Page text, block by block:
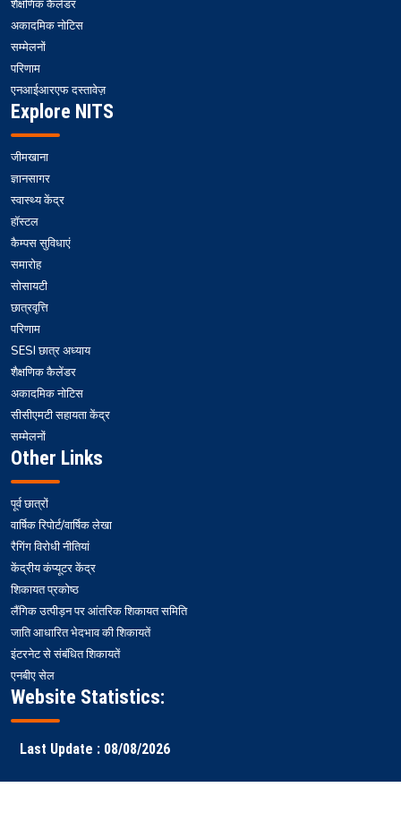
शैक्षणिक कैलेंडर
अकादमिक नोटिस
सम्मेलनों
परिणाम
एनआईआरएफ दस्तावेज़
Explore NITS
जीमखाना
ज्ञानसागर
स्वास्थ्य केंद्र
हॉस्टल
कैम्पस सुविधाएं
समारोह
सोसायटी
छात्रवृत्ति
परिणाम
SESI छात्र अध्याय
शैक्षणिक कैलेंडर
अकादमिक नोटिस
सीसीएमटी सहायता केंद्र
सम्मेलनों
Other Links
पूर्व छात्रों
वार्षिक रिपोर्ट/वार्षिक लेखा
रैगिंग विरोधी नीतियां
केंद्रीय कंप्यूटर केंद्र
शिकायत प्रकोष्ठ
लैंगिक उत्पीड़न पर आंतरिक शिकायत समिति
जाति आधारित भेदभाव की शिकायतें
इंटरनेट से संबंधित शिकायतें
एनबीए सेल
Website Statistics:
Last Update : 08/08/2026